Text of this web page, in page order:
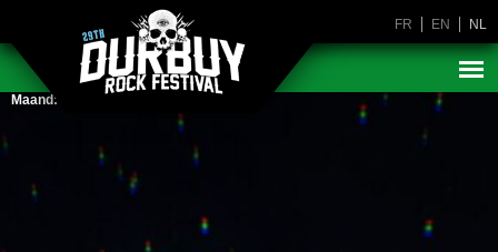
FR EN NL
Maand: